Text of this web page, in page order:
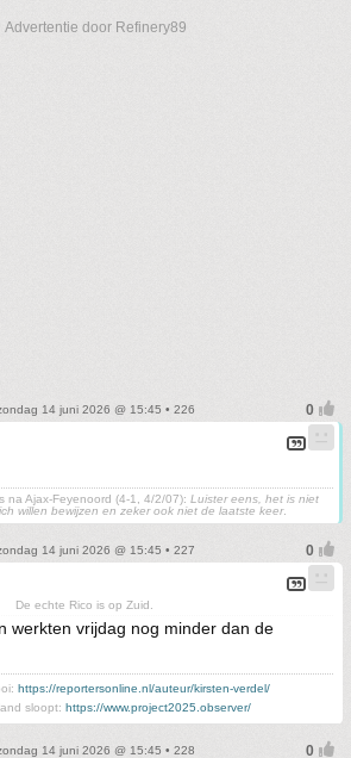
Advertentie door Refinery89
14 juni 2026 @ 15:45 • 226
na Ajax-Feyenoord (4-1, 4/2/07): Luister eens, het is niet
willen bewijzen en zeker ook niet de laatste keer.
14 juni 2026 @ 15:45 • 227
De echte Rico is op Zuid.
werkten vrijdag nog minder dan de
https://reportersonline.nl/auteur/kirsten-verdel/
sloopt: https://www.project2025.observer/
14 juni 2026 @ 15:45 • 228